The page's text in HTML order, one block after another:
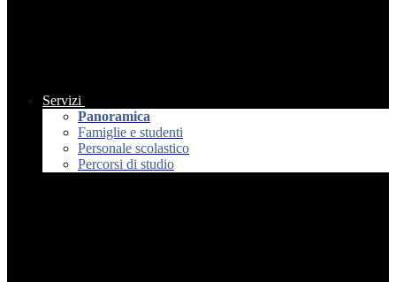
Servizi
Panoramica
Famiglie e studenti
Personale scolastico
Percorsi di studio